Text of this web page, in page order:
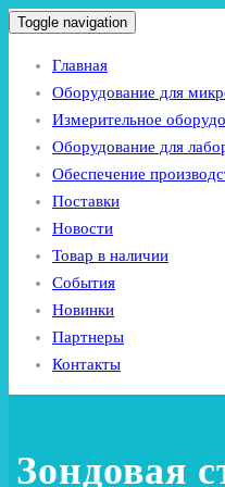
Toggle navigation
Главная
Оборудование для
Измерительное
Оборудование для
Обеспечение
Поставки
Новости
Товар в наличии
События
Новинки
Партнеры
Контакты
Зондовая